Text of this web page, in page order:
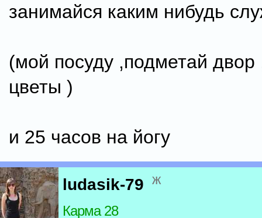
занимайся каким нибудь
(мой посуду ,подметай двор
цветы )
и 25 часов на йогу
ludasik-79 ж
Карма 28